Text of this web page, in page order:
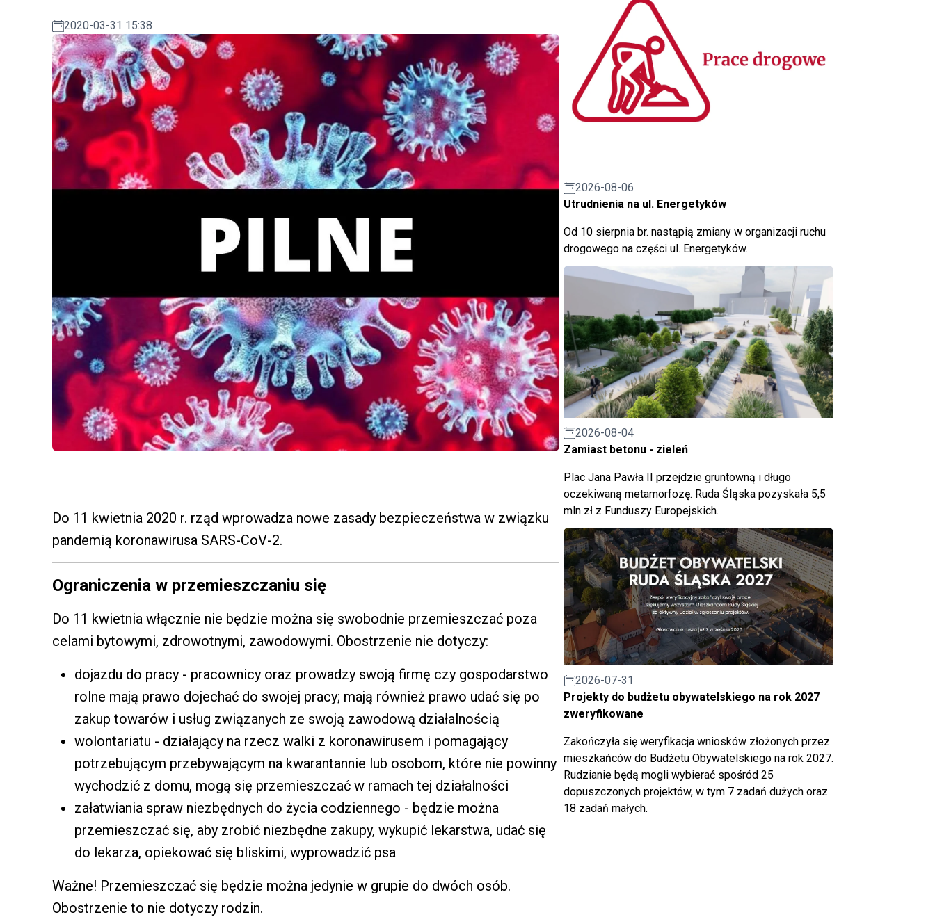
2020-03-31 15:38
Do 11 kwietnia 2020 r. rząd wprowadza nowe zasady bezpieczeństwa w związku
pandemią koronawirusa SARS-CoV-2.
Ograniczenia w przemieszczaniu się
Do 11 kwietnia włącznie nie będzie można się swobodnie przemieszczać poza
celami bytowymi, zdrowotnymi, zawodowymi. Obostrzenie nie dotyczy:
dojazdu do pracy - pracownicy oraz prowadzy swoją firmę czy gospodarstwo
rolne mają prawo dojechać do swojej pracy; mają również prawo udać się po
zakup towarów i usług związanych ze swoją zawodową działalnością
wolontariatu - działający na rzecz walki z koronawirusem i pomagający
potrzebującym przebywającym na kwarantannie lub osobom, które nie powinny
wychodzić z domu, mogą się przemieszczać w ramach tej działalności
załatwiania spraw niezbędnych do życia codziennego - będzie można
przemieszczać się, aby zrobić niezbędne zakupy, wykupić lekarstwa, udać się
do lekarza, opiekować się bliskimi, wyprowadzić psa
Ważne! Przemieszczać się będzie można jedynie w grupie do dwóch osób.
Obostrzenie to nie dotyczy rodzin.
2026-08-06
Utrudnienia na ul. Energetyków
Od 10 sierpnia br. nastąpią zmiany w organizacji ruchu
drogowego na części ul. Energetyków.
2026-08-04
Zamiast betonu - zieleń
Plac Jana Pawła II przejdzie gruntowną i długo
oczekiwaną metamorfozę. Ruda Śląska pozyskała 5,5
mln zł z Funduszy Europejskich.
2026-07-31
Projekty do budżetu obywatelskiego na rok 2027
zweryfikowane
Zakończyła się weryfikacja wniosków złożonych przez
mieszkańców do Budżetu Obywatelskiego na rok 2027.
Rudzianie będą mogli wybierać spośród 25
dopuszczonych projektów, w tym 7 zadań dużych oraz
18 zadań małych.